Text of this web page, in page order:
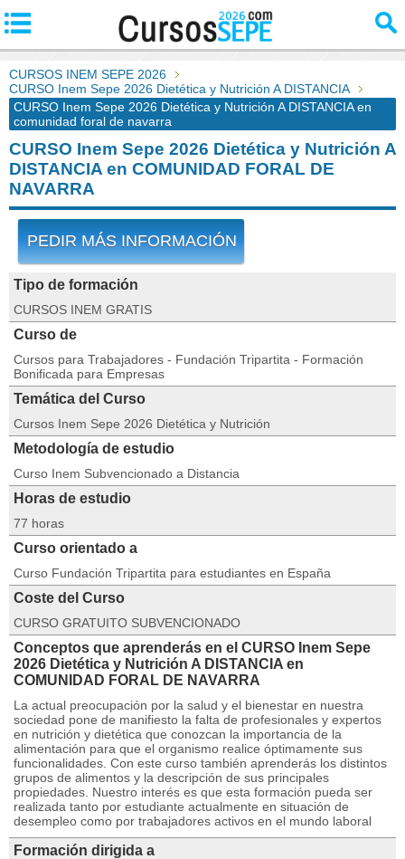
CURSOS INEM SEPE 2026
CURSO Inem Sepe 2026 Dietética y Nutrición A DISTANCIA
CURSO Inem Sepe 2026 Dietética y Nutrición A DISTANCIA en
comunidad foral de navarra
CURSO Inem Sepe 2026 Dietética y Nutrición A
DISTANCIA en COMUNIDAD FORAL DE
NAVARRA
PEDIR MÁS INFORMACIÓN
Tipo de formación
CURSOS INEM GRATIS
Curso de
Cursos para Trabajadores - Fundación Tripartita - Formación
Bonificada para Empresas
Temática del Curso
Cursos Inem Sepe 2026 Dietética y Nutrición
Metodología de estudio
Curso Inem Subvencionado a Distancia
Horas de estudio
77 horas
Curso orientado a
Curso Fundación Tripartita para estudiantes en España
Coste del Curso
CURSO GRATUITO SUBVENCIONADO
Conceptos que aprenderás en el CURSO Inem Sepe
2026 Dietética y Nutrición A DISTANCIA en
COMUNIDAD FORAL DE NAVARRA
La actual preocupación por la salud y el bienestar en nuestra
sociedad pone de manifiesto la falta de profesionales y expertos
en nutrición y dietética que conozcan la importancia de la
alimentación para que el organismo realice óptimamente sus
funcionalidades. Con este curso también aprenderás los distintos
grupos de alimentos y la descripción de sus principales
propiedades. Nuestro interés es que esta formación pueda ser
realizada tanto por estudiante actualmente en situación de
desempleo como por trabajadores activos en el mundo laboral
Formación dirigida a